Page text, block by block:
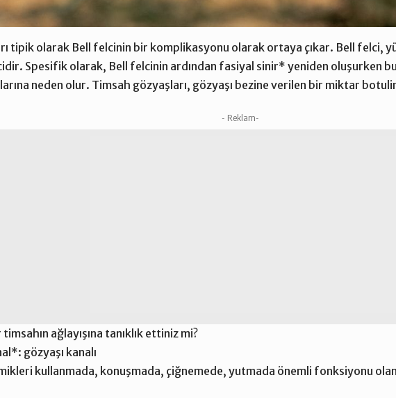
tipik olarak Bell felcinin bir komplikasyonu olarak ortaya çıkar. Bell felci,
Spesifik olarak, Bell felcinin ardından fasiyal sinir* yeniden oluşurken
neden olur. Timsah gözyaşları, gözyaşı bezine verilen bir miktar
- Reklam-
ağlayışına tanıklık ettiniz mi?
gözyaşı kanalı
kullanmada, konuşmada, çiğnemede, yutmada önemli fonksiyonu